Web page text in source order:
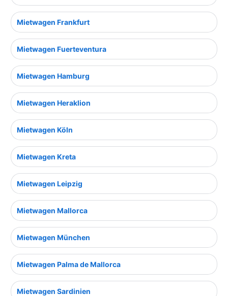
Mietwagen Frankfurt
Mietwagen Fuerteventura
Mietwagen Hamburg
Mietwagen Heraklion
Mietwagen Köln
Mietwagen Kreta
Mietwagen Leipzig
Mietwagen Mallorca
Mietwagen München
Mietwagen Palma de Mallorca
Mietwagen Sardinien